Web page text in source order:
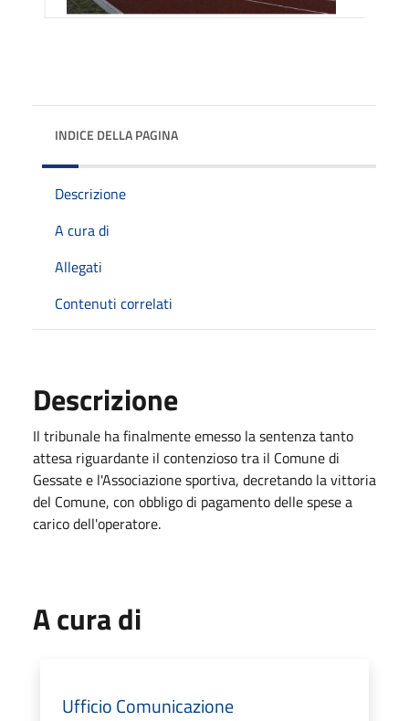
INDICE DELLA PAGINA
Descrizione
A cura di
Allegati
Contenuti correlati
Descrizione
Il tribunale ha finalmente emesso la sentenza tanto
attesa riguardante il contenzioso tra il Comune di
Gessate e l'Associazione sportiva, decretando la vittoria
del Comune, con obbligo di pagamento delle spese a
carico dell'operatore.
A cura di
Ufficio Comunicazione